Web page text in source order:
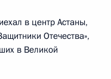
в центр Астаны,
Отечества»,
в Великой